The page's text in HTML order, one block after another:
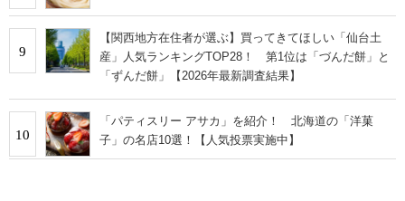
9
【関西地方在住者が選ぶ】買ってきてほしい「仙台土
産」人気ランキングTOP28！ 第1位は「づんだ餅」と
「ずんだ餅」【2026年最新調査結果】
10
「パティスリー アサカ」を紹介！ 北海道の「洋菓
子」の名店10選！【人気投票実施中】